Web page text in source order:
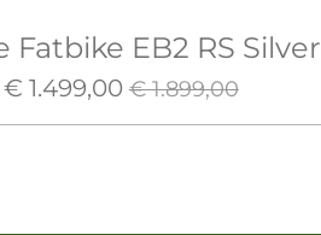
Fatbike EB2 RS Silver
€ 1.499,00 € 1.899,00